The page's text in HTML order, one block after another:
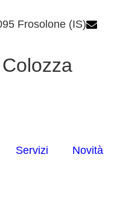
Frosolone (IS)
Servizi Novità